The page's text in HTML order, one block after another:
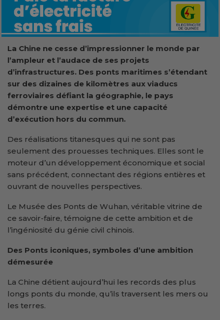
La Chine ne cesse d’impressionner le monde par
l’ampleur et l’audace de ses projets
d’infrastructures. Des ponts maritimes s’étendant
sur des dizaines de kilomètres aux viaducs
ferroviaires défiant la géographie, le pays
démontre une expertise et une capacité
d’exécution hors du commun.
Des réalisations titanesques qui ne sont pas
seulement des prouesses techniques. Elles sont le
moteur d’un développement économique et social
sans précédent, connectant des régions entières et
ouvrant de nouvelles perspectives.
Le Musée des Ponts de Wuhan, véritable vitrine de
ce savoir-faire, témoigne de cette ambition et de
l’ingéniosité du génie civil chinois.
Des Ponts iconiques, symboles d’une ambition
démesurée
La Chine détient aujourd’hui les records des plus
longs ponts du monde, qu’ils traversent les mers ou
les terres.